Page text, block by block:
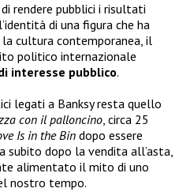
rendere pubblici i risultati
di una figura che ha
cultura contemporanea, il
politico internazionale
interesse pubblico.
legati a Banksy resta quello
con il palloncino, circa 25
Is in the Bin dopo essere
dopo la vendita all’asta,
alimentato il mito di uno
nostro tempo.